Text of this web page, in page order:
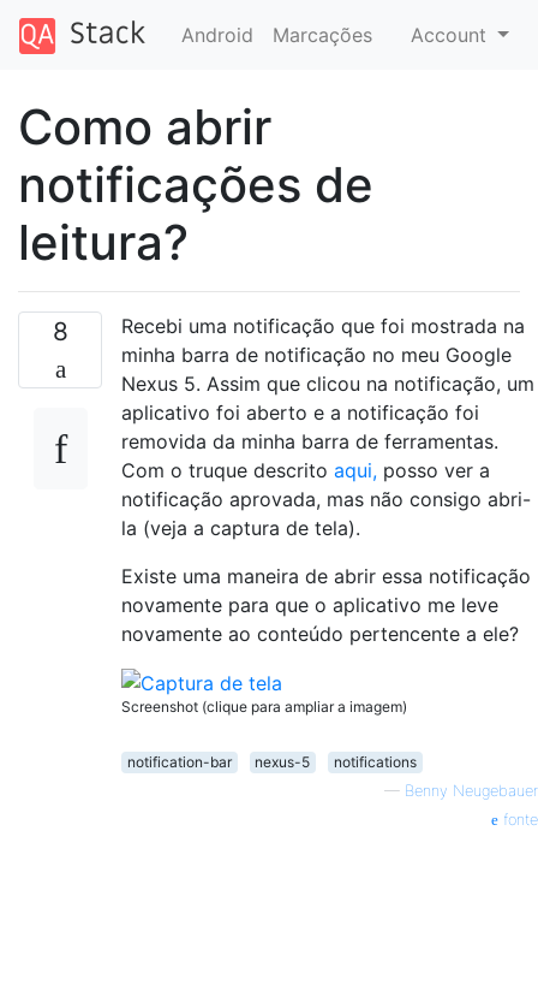
Android Marcações Account
Como abrir
notificações de
leitura?
8
Recebi uma notificação que foi mostrada na
minha barra de notificação no meu Google
Nexus 5. Assim que clicou na notificação, um
aplicativo foi aberto e a notificação foi
removida da minha barra de ferramentas.
Com o truque descrito aqui, posso ver a
notificação aprovada, mas não consigo abri-
la (veja a captura de tela).
Existe uma maneira de abrir essa notificação
novamente para que o aplicativo me leve
novamente ao conteúdo pertencente a ele?
Screenshot (clique para ampliar a imagem)
notification-bar nexus-5
notifications
— Benny Neugebauer
fonte